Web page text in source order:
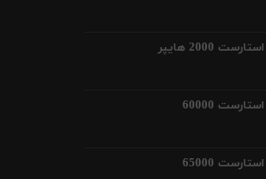
2000 هایپر
60000
65000